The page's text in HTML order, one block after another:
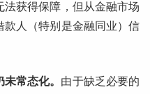
获得保障，但从金融市场
人（特别是金融同业）信
常态化。 由于缺乏必要的